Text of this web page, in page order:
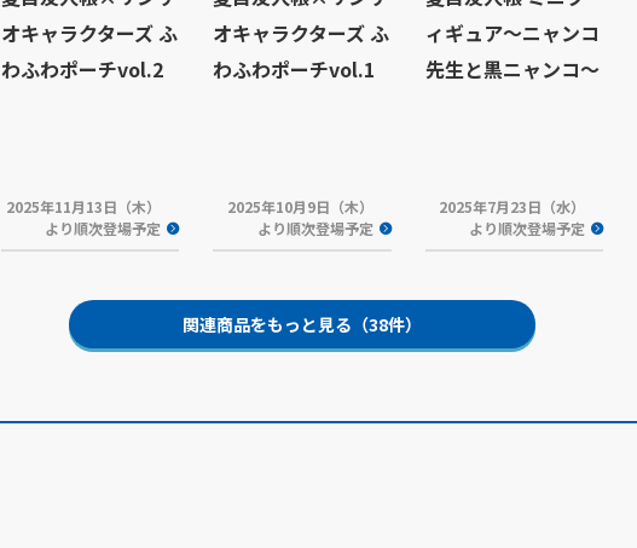
オキャラクターズ ふ
わふわポーチvol.2
2025年11月13日（木）
より順次登場予定
オキャラクターズ ふ
わふわポーチvol.1
2025年10月9日（木）
より順次登場予定
ィギュア～ニャンコ
先生と黒ニャンコ～
2025年7月23日（水）
より順次登場予定
関連商品をもっと見る（38件）